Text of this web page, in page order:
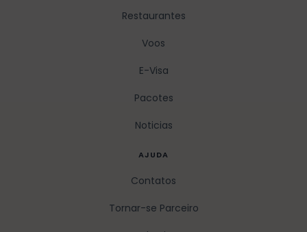
Restaurantes
Voos
E-Visa
Pacotes
Noticias
AJUDA
Contatos
Tornar-se Parceiro